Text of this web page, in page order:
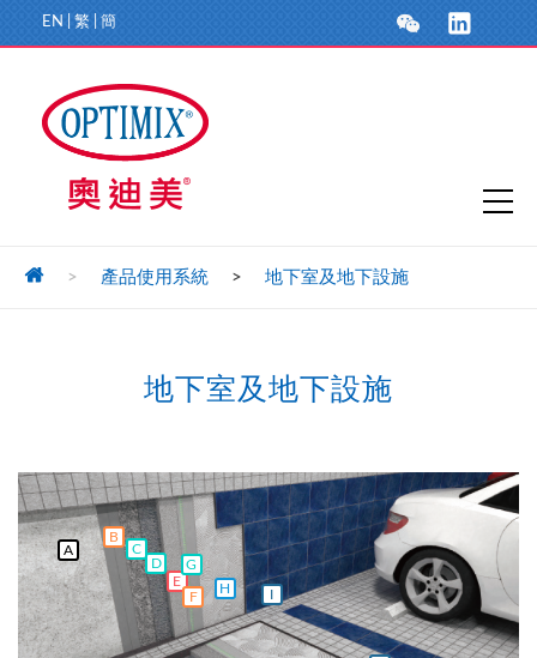
EN 繁 簡
> 產品使用系統 > 地下室及地下設施
地下室及地下設施
A
B
C
D
E
F
G
H